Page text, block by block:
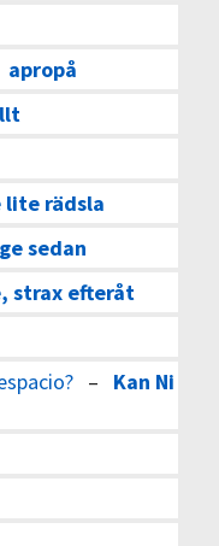
apropå
lite rädsla
sedan
strax efteråt
– Kan Ni